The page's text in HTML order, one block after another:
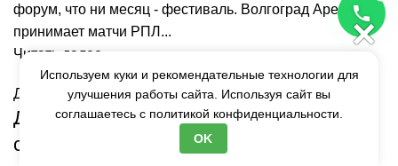
форум, что ни месяц - фестиваль. Волгоград Арена
принимает матчи РПЛ...
Читать далее
Доставка воды
Доставка воды или самовывоз:
сравнение цен и условий в Волгограде
×
Используем куки и рекомендательные технологии для
улучшения работы сайта. Используя сайт вы
соглашаетесь с политикой конфиденциальности.
OK